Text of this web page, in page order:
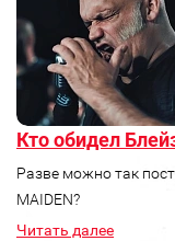
Кто обидел
Разве можно так
MAIDEN?
Читать далее